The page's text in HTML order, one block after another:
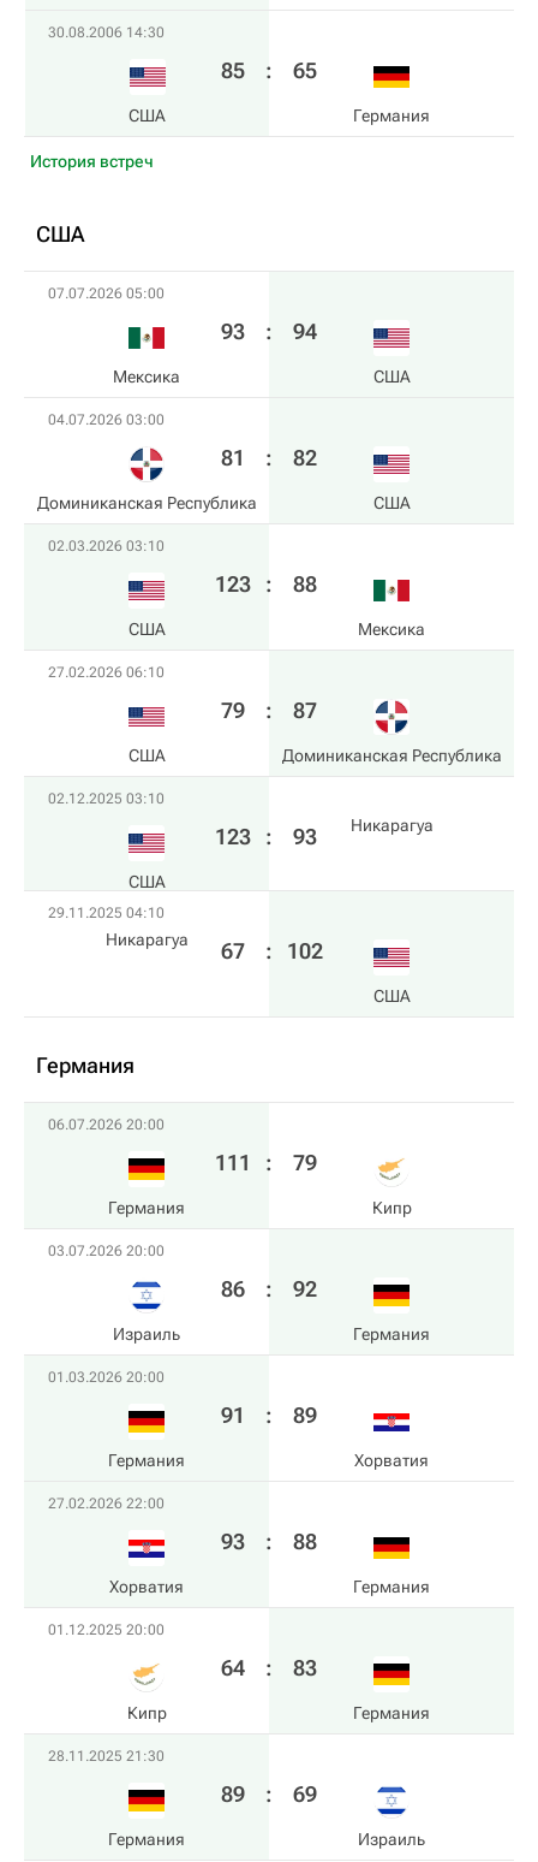
30.08.2006 14:30
США
85 : 65
Германия
История встреч
США
07.07.2026 05:00
Мексика
93 : 94
США
04.07.2026 03:00
Доминиканская Республика
81 : 82
США
02.03.2026 03:10
США
123 : 88
Мексика
27.02.2026 06:10
США
79 : 87
Доминиканская Республика
02.12.2025 03:10
США
123 : 93 Никарагуа
29.11.2025 04:10
Никарагуа 67 : 102
США
Германия
06.07.2026 20:00
Германия
111 : 79
Кипр
03.07.2026 20:00
Израиль
86 : 92
Германия
01.03.2026 20:00
Германия
91 : 89
Хорватия
27.02.2026 22:00
Хорватия
93 : 88
Германия
01.12.2025 20:00
Кипр
64 : 83
Германия
28.11.2025 21:30
Германия
89 : 69
Израиль